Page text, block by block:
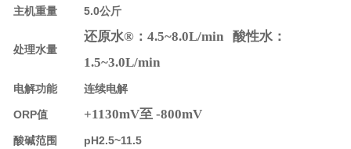
主机重量 5.0公斤
处理水量
还原水®：4.5~8.0L/min 酸性水：
1.5~3.0L/min
电解功能 连续电解
ORP值 +1130mV至 -800mV
酸碱范围 pH2.5~11.5